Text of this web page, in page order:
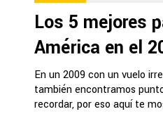
Los 5 mejores
América en el
En un 2009 con un vuelo
también encontramos
recordar, por eso aquí te